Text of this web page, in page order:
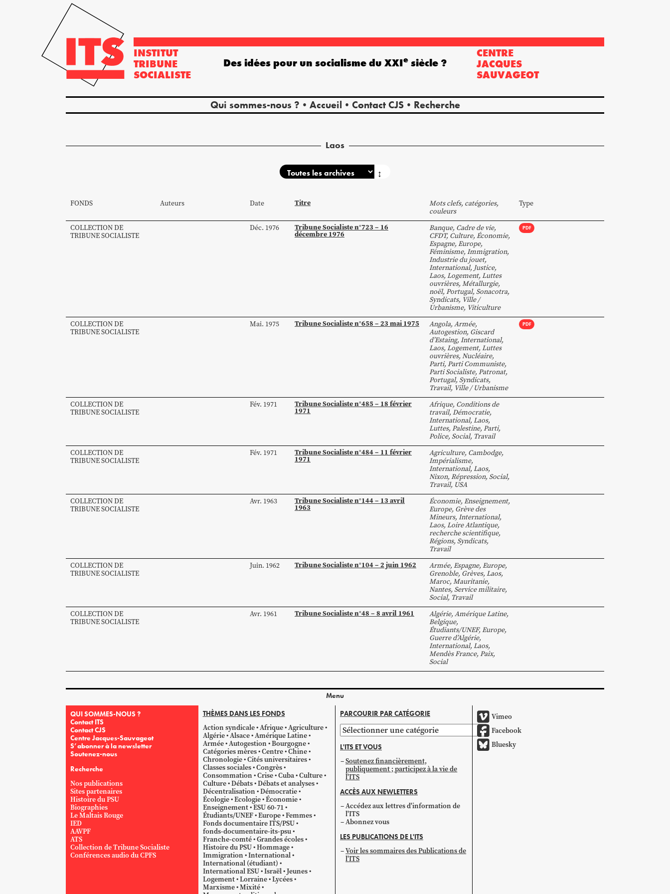
INSTITUT
TRIBUNE
SOCIALISTE
CENTRE
JACQUES
SAUVAGEOT
Qui sommes-nous ? Accueil Contact CJS Recherche
Des idées pour un socialisme du XXIe siècle ?
Laos
↕
FONDS Auteurs Date Titre
Mots clefs, catégories,
couleurs
Type
COLLECTION DE
TRIBUNE SOCIALISTE
Déc. 1976 Tribune Socialiste n°723 – 16
décembre 1976
Banque, Cadre de vie,
CFDT, Culture, Économie,
Espagne, Europe,
Féminisme, Immigration,
Industrie du jouet,
International, Justice,
Laos, Logement, Luttes
ouvrières, Métallurgie,
noël, Portugal, Sonacotra,
Syndicats, Ville /
Urbanisme, Viticulture
PDF
COLLECTION DE
TRIBUNE SOCIALISTE
Mai. 1975 Tribune Socialiste n°658 – 23 mai 1975 Angola, Armée,
Autogestion, Giscard
d’Estaing, International,
Laos, Logement, Luttes
ouvrières, Nucléaire,
Parti, Parti Communiste,
Parti Socialiste, Patronat,
Portugal, Syndicats,
Travail, Ville / Urbanisme
PDF
COLLECTION DE
TRIBUNE SOCIALISTE
Fév. 1971 Tribune Socialiste n°485 – 18 février
1971
Afrique, Conditions de
travail, Démocratie,
International, Laos,
Luttes, Palestine, Parti,
Police, Social, Travail
COLLECTION DE
TRIBUNE SOCIALISTE
Fév. 1971 Tribune Socialiste n°484 – 11 février
1971
Agriculture, Cambodge,
Impérialisme,
International, Laos,
Nixon, Répression, Social,
Travail, USA
COLLECTION DE
TRIBUNE SOCIALISTE
Avr. 1963 Tribune Socialiste n°144 – 13 avril
1963
Économie, Enseignement,
Europe, Grève des
Mineurs, International,
Laos, Loire Atlantique,
recherche scientifique,
Régions, Syndicats,
Travail
COLLECTION DE
TRIBUNE SOCIALISTE
Juin. 1962 Tribune Socialiste n°104 – 2 juin 1962 Armée, Espagne, Europe,
Grenoble, Grèves, Laos,
Maroc, Mauritanie,
Nantes, Service militaire,
Social, Travail
COLLECTION DE
TRIBUNE SOCIALISTE
Avr. 1961 Tribune Socialiste n°48 – 8 avril 1961 Algérie, Amérique Latine,
Belgique,
Étudiants/UNEF, Europe,
Guerre d’Algérie,
International, Laos,
Mendès France, Paix,
Social
Menu
QUI SOMMES-NOUS ?
Contact ITS
Contact CJS
Centre Jacques-Sauvageot
S’abonner à la newsletter
Soutenez-nous
Recherche
Nos publications
Sites partenaires
Histoire du PSU
Biographies
Le Maltais Rouge
IED
AAVPF
ATS
Collection de Tribune Socialiste
Conférences audio du CPFS
THÈMES DANS LES FONDS
Action syndicale Afrique Agriculture
Algérie Alsace Amérique Latine
Armée Autogestion Bourgogne
Catégories mères Centre Chine
Chronologie Cités universitaires
Classes sociales Congrès
Consommation Crise Cuba Culture
Culture Débats Débats et analyses
Décentralisation Démocratie
Écologie Ecologie Économie
Enseignement ESU 60-71
Étudiants/UNEF Europe Femmes
Fonds documentaire ITS/PSU
fonds-documentaire-its-psu
Franche-comté Grandes écoles
Histoire du PSU Hommage
Immigration International
International (étudiant)
International ESU Israël Jeunes
Logement Lorraine Lycées
Marxisme Mixité
PARCOURIR PAR CATÉGORIE
Parcourir
par
catégorie
L'ITS ET VOUS
Soutenez financièrement,
publiquement ; participez à la vie de
l'ITS
ACCÈS AUX NEWLETTERS
Accédez aux lettres d'information de
l'ITS
Abonnez vous
LES PUBLICATIONS DE L'ITS
Voir les sommaires des Publications de
l'ITS
Vimeo
Facebook
Bluesky